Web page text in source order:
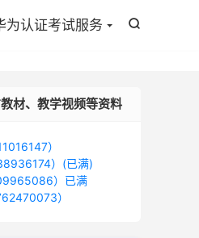

为认证考试服务
材、教学视频等资料
）
）(已满)
）已满
）